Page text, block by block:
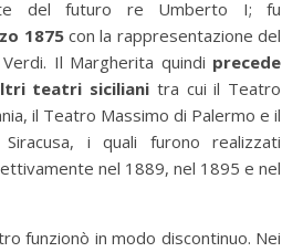
del futuro re Umberto I; fu
1875con la rappresentazione del
Il Margherita quindi precede
teatri siciliani tra cui il Teatro
il Teatro Massimo di Palermo e il
i quali furono realizzati
nel 1889, nel 1895 e nel
funzionò in modo discontinuo. Nei